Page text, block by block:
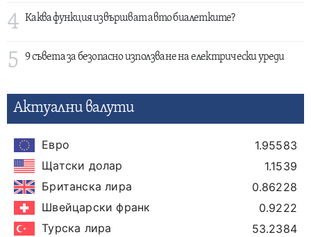
4 Каква функция извършват авто биалетките?
5 9 съвета за безопасно използване на електрически уреди
Актуални валути
Евро
1.95583
Щатски долар
1.1539
Британска лира
0.86228
Швейцарски франк
0.9222
Турска лира
53.2384